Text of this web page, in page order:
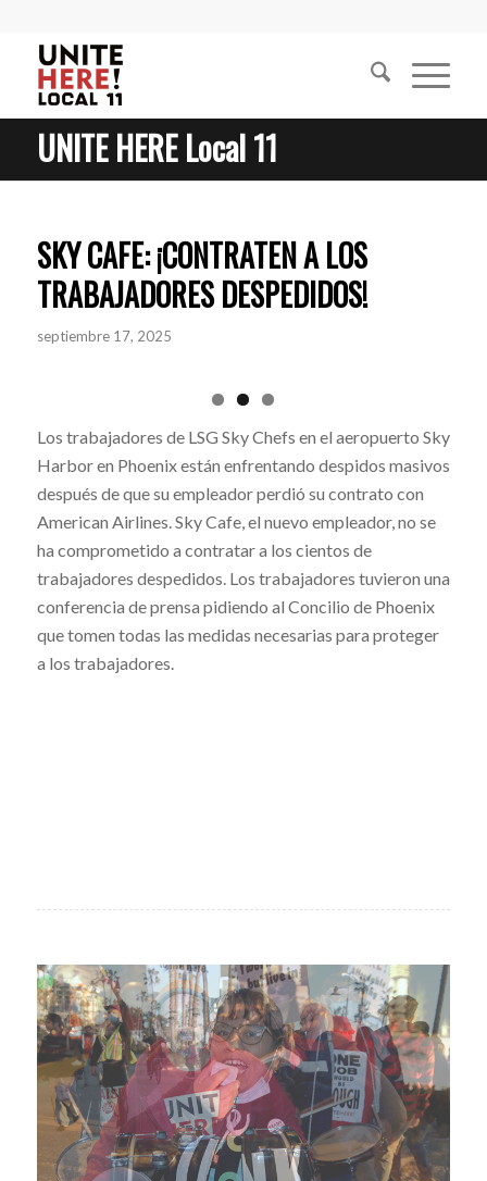
UNITE HERE Local 11
SKY CAFE: ¡CONTRATEN A LOS
TRABAJADORES DESPEDIDOS!
septiembre 17, 2025
Los trabajadores de LSG Sky Chefs en el aeropuerto Sky
Harbor en Phoenix están enfrentando despidos masivos
después de que su empleador perdió su contrato con
American Airlines. Sky Cafe, el nuevo empleador, no se
ha comprometido a contratar a los cientos de
trabajadores despedidos. Los trabajadores tuvieron una
conferencia de prensa pidiendo al Concilio de Phoenix
que tomen todas las medidas necesarias para proteger
a los trabajadores.